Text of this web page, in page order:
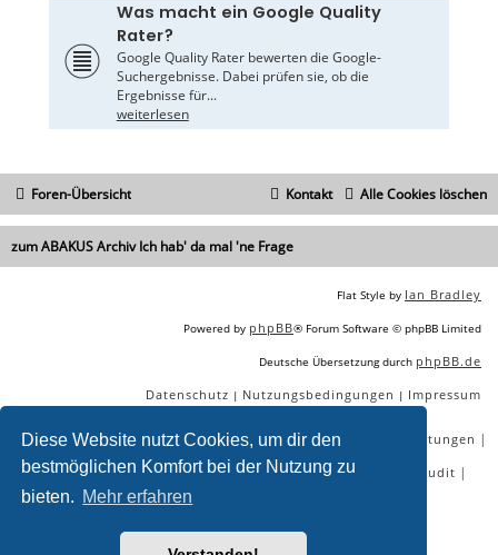
Diese Website nutzt Cookies, um dir den
bestmöglichen Komfort bei der Nutzung zu
bieten. Mehr erfahren
Was macht ein Google Quality
Rater?
Google Quality Rater bewerten die Google-
Suchergebnisse. Dabei prüfen sie, ob die
Ergebnisse für...
weiterlesen
Foren-Übersicht Alle Cookies löschen
Kontakt
zum ABAKUS Archiv Ich hab' da mal 'ne Frage
Flat Style by Ian Bradley
Powered by phpBB® Forum Software © phpBB Limited
Deutsche Übersetzung durch phpBB.de
Datenschutz | Nutzungsbedingungen | Impressum
SEO Agentur|SEO Blog |SEO Online Tools|SEO Dienstleistungen |
SEO Workshops |SEO Beratung|Backlinks kaufen SEO Audit |
SEO Tools gratis